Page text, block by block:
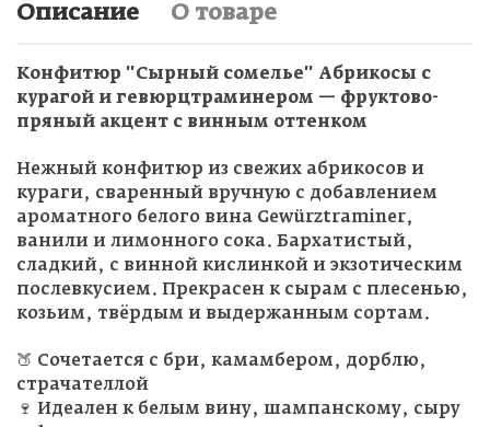
Описание О товаре
Конфитюр "Сырный сомелье" Абрикосы с
курагой и гевюрцтраминером — фруктово-
пряный акцент с винным оттенком
Нежный конфитюр из свежих абрикосов и
кураги, сваренный вручную с добавлением
ароматного белого вина Gewürztraminer,
ванили и лимонного сока. Бархатистый,
сладкий, с винной кислинкой и экзотическим
послевкусием. Прекрасен к сырам с плесенью,
козьим, твёрдым и выдержанным сортам.
🍑 Сочетается с бри, камамбером, дорблю,
страчателлой
🍷 Идеален к белым вину, шампанскому, сыру